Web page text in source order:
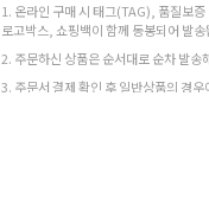
1. 온라인 구매 시 태그(TAG), 품질보
로고박스, 쇼핑백이 함께 동봉되어 발송
2. 주문하신 상품은 순서대로 순차 발송
3. 주문서 결제 확인 후 일반상품의 경